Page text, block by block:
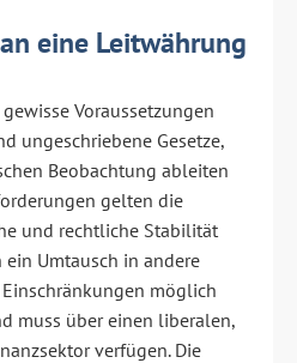
eine Leitwährung
Voraussetzungen
ungeschriebene Gesetze,
Beobachtung ableiten
gelten die
und rechtliche Stabilität
ein Umtausch in andere
möglich
muss über einen liberalen,
verfügen. Die